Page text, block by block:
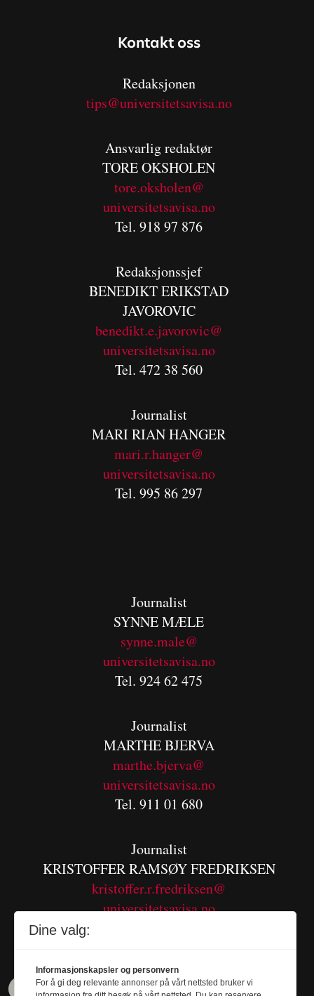
Kontakt oss
Redaksjonen
tips@universitetsavisa.no
Ansvarlig redaktør
TORE OKSHOLEN
tore.oksholen@
universitetsavisa.no
Tel. 918 97 876
Redaksjonssjef
BENEDIKTERIKSTAD
JAVOROVIC
benedikt.e.javorovic@
universitetsavisa.no
Tel. 472 38 560
Journalist
MARI RIAN HANGER
mari.r.hanger@
universitetsavisa.no
Tel. 995 86 297
Journalist
SYNNE MÆLE
synne.male@
universitetsavisa.no
Tel. 924 62 475
Journalist
MARTHE BJERVA
marthe.bjerva@
universitetsavisa.no
Tel. 911 01 680
Journalist
KRISTOFFER RAMSØY FREDRIKSEN
kristoffer.r.fredriksen@
universitetsavisa.no
Dine valg:
Informasjonskapsler og personvern
For å gi deg relevante annonser på vårt nettsted bruker vi